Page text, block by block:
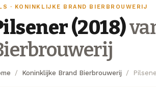
· KONINKLIJKE BRAND BIERBROUWERIJ
(2018)
Koninklijke Brand Bierbrouwerij